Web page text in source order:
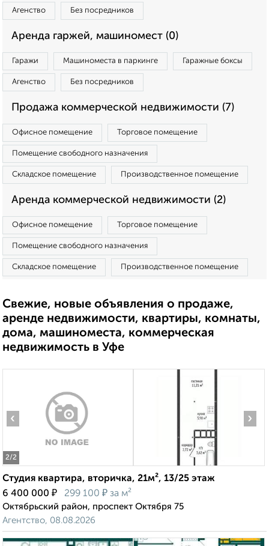
Агенство Без посредников
Аренда гаржей, машиномест (0)
Гаражи Машиноместа в паркинге Гаражные боксы
Агенство Без посредников
Продажа коммерческой недвижимости (7)
Офисное помещение Торговое помещение
Помещение свободного назначения
Складское помещение Производственное помещение
Аренда коммерческой недвижимости (2)
Офисное помещение Торговое помещение
Помещение свободного назначения
Складское помещение Производственное помещение
Свежие, новые объявления о продаже,
аренде недвижимости, квартиры, комнаты,
дома, машиноместа, коммерческая
недвижимость в Уфе
2/2
‹ ›
Студия квартира, вторичка, 21м², 13/25 этаж
6 400 000 ₽ 299 100 ₽ за м²
Октябрьский район, проспект Октября 75
Агентство, 08.08.2026